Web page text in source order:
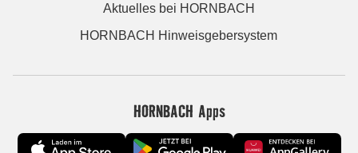
Aktuelles bei HORNBACH
HORNBACH Hinweisgebersystem
HORNBACH Apps